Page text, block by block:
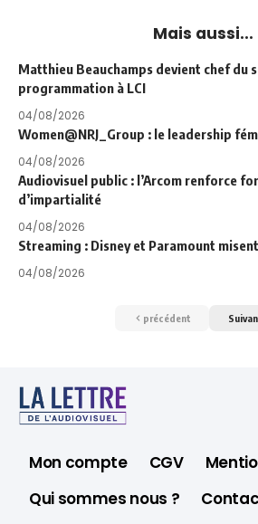
Mais aussi...
Matthieu Beauchamps devient chef du
programmation à LCI
04/08/2026
Women@NRJ_Group : le leadership
04/08/2026
Audiovisuel public : l’Arcom renforce
d’impartialité
04/08/2026
Streaming : Disney et Paramount
04/08/2026
précédent
Mon compte CGV
Qui sommes nous ?